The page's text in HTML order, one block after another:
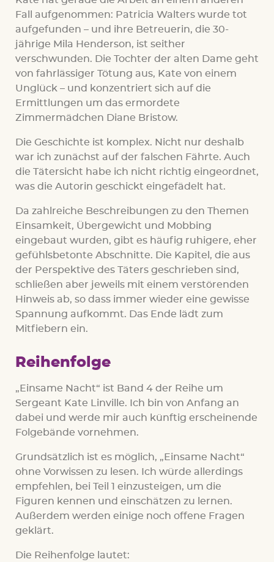
Fall aufgenommen: Patricia Walters wurde tot
aufgefunden – und ihre Betreuerin, die 30-
jährige Mila Henderson, ist seither
verschwunden. Die Tochter der alten Dame geht
von fahrlässiger Tötung aus, Kate von einem
Unglück – und konzentriert sich auf die
Ermittlungen um das ermordete
Zimmermädchen Diane Bristow.
Die Geschichte ist komplex. Nicht nur deshalb
war ich zunächst auf der falschen Fährte. Auch
die Tätersicht habe ich nicht richtig eingeordnet,
was die Autorin geschickt eingefädelt hat.
Da zahlreiche Beschreibungen zu den Themen
Einsamkeit, Übergewicht und Mobbing
eingebaut wurden, gibt es häufig ruhigere, eher
gefühlsbetonte Abschnitte. Die Kapitel, die aus
der Perspektive des Täters geschrieben sind,
schließen aber jeweils mit einem verstörenden
Hinweis ab, so dass immer wieder eine gewisse
Spannung aufkommt. Das Ende lädt zum
Mitfiebern ein.
Reihenfolge
„Einsame Nacht“ ist Band 4 der Reihe um
Sergeant Kate Linville. Ich bin von Anfang an
dabei und werde mir auch künftig erscheinende
Folgebände vornehmen.
Grundsätzlich ist es möglich, „Einsame Nacht“
ohne Vorwissen zu lesen. Ich würde allerdings
empfehlen, bei Teil 1 einzusteigen, um die
Figuren kennen und einschätzen zu lernen.
Außerdem werden einige noch offene Fragen
geklärt.
Die Reihenfolge lautet: